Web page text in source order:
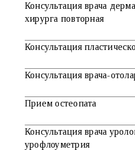
Консультация врача
хирурга повторная
Консультация
Консультация врача-
Прием остеопата
Консультация врача
урофлоуметрия